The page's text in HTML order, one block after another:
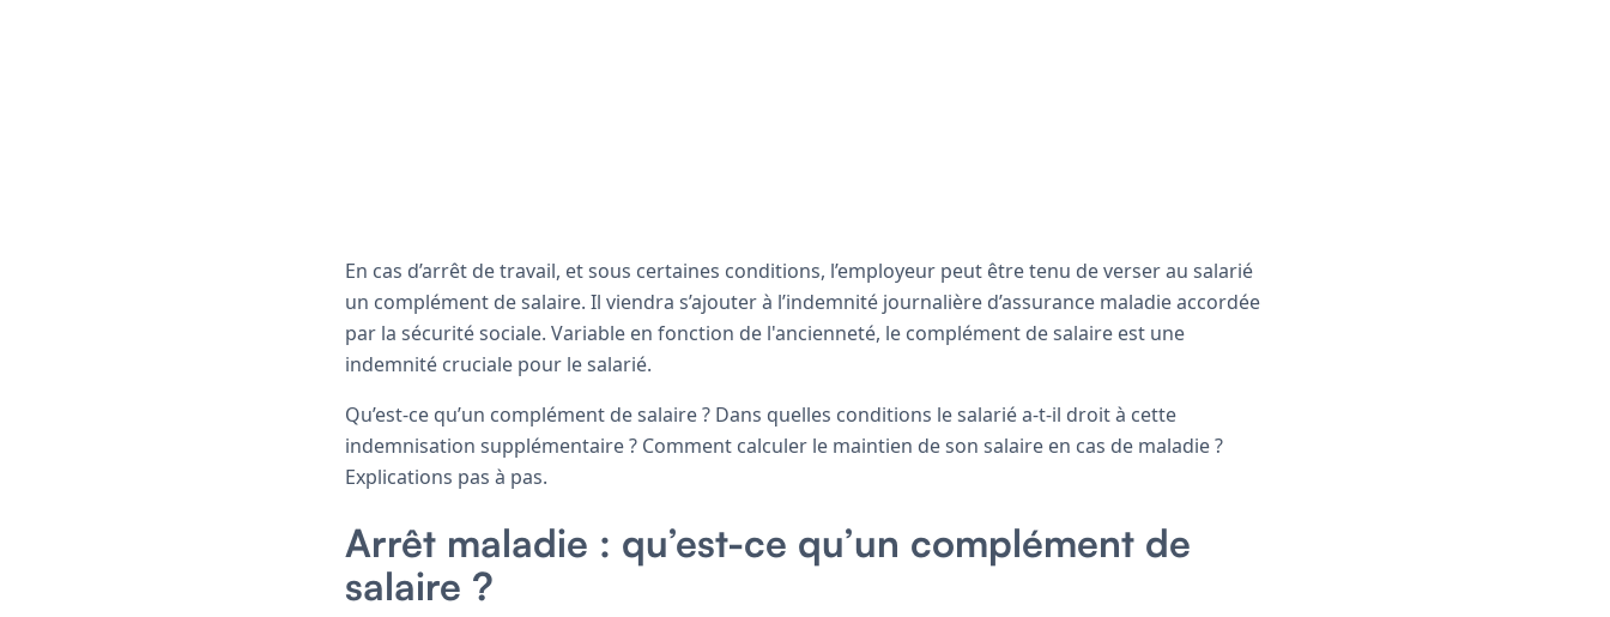
En cas d’arrêt de travail, et sous certaines conditions, l’employeur peut être tenu de verser au salarié
un complément de salaire. Il viendra s’ajouter à l’indemnité journalière d’assurance maladie accordée
par la sécurité sociale. Variable en fonction de l'ancienneté, le complément de salaire est une
indemnité cruciale pour le salarié.
Qu’est-ce qu’un complément de salaire ? Dans quelles conditions le salarié a-t-il droit à cette
indemnisation supplémentaire ? Comment calculer le maintien de son salaire en cas de maladie ?
Explications pas à pas.
Arrêt maladie : qu’est-ce qu’un complément de
salaire ?